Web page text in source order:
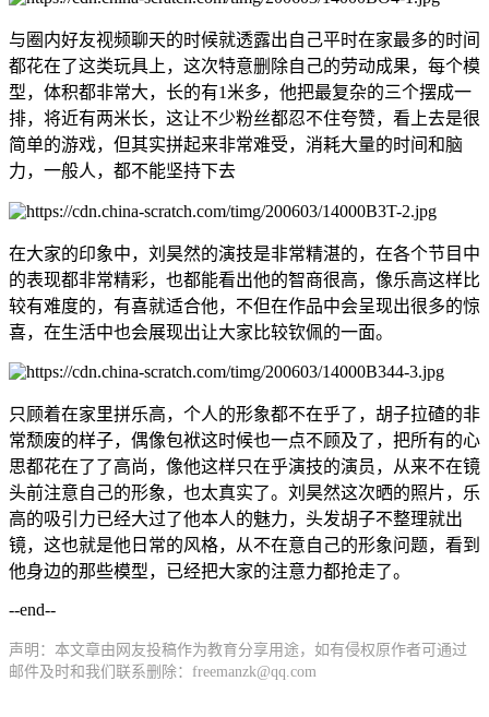
与圈内好友视频聊天的时候就透露出自己平时在家最多的时间
都花在了这类玩具上，这次特意删除自己的劳动成果，每个模
型，体积都非常大，长的有1米多，他把最复杂的三个摆成一
排，将近有两米长，这让不少粉丝都忍不住夸赞，看上去是很
简单的游戏，但其实拼起来非常难受，消耗大量的时间和脑
力，一般人，都不能坚持下去
在大家的印象中，刘昊然的演技是非常精湛的，在各个节目中
的表现都非常精彩，也都能看出他的智商很高，像乐高这样比
较有难度的，有喜就适合他，不但在作品中会呈现出很多的惊
喜，在生活中也会展现出让大家比较钦佩的一面。
只顾着在家里拼乐高，个人的形象都不在乎了，胡子拉碴的非
常颓废的样子，偶像包袱这时候也一点不顾及了，把所有的心
思都花在了了高尚，像他这样只在乎演技的演员，从来不在镜
头前注意自己的形象，也太真实了。刘昊然这次晒的照片，乐
高的吸引力已经大过了他本人的魅力，头发胡子不整理就出
镜，这也就是他日常的风格，从不在意自己的形象问题，看到
他身边的那些模型，已经把大家的注意力都抢走了。
--end--
声明：本文章由网友投稿作为教育分享用途，如有侵权原作者可通过
邮件及时和我们联系删除：freemanzk@qq.com